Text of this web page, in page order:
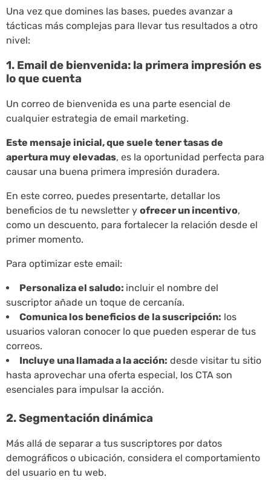
Una vez que domines las bases, puedes avanzar a
tácticas más complejas para llevar tus resultados a otro
nivel:
1. Email de bienvenida: la primera impresión es
lo que cuenta
Un correo de bienvenida es una parte esencial de
cualquier estrategia de email marketing.
Este mensaje inicial, que suele tener tasas de
apertura muy elevadas, es la oportunidad perfecta para
causar una buena primera impresión duradera.
En este correo, puedes presentarte, detallar los
beneficios de tu newsletter y ofrecer un incentivo,
como un descuento, para fortalecer la relación desde el
primer momento.
Para optimizar este email:
Personaliza el saludo: incluir el nombre del
suscriptor añade un toque de cercanía.
Comunica los beneficios de la suscripción: los
usuarios valoran conocer lo que pueden esperar de tus
correos.
Incluye una llamada a la acción: desde visitar tu sitio
hasta aprovechar una oferta especial, los CTA son
esenciales para impulsar la acción.
2. Segmentación dinámica
Más allá de separar a tus suscriptores por datos
demográficos o ubicación, considera el comportamiento
del usuario en tu web.